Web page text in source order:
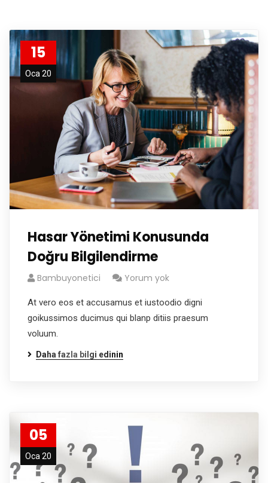
15
Oca 20
Hasar Yönetimi Konusunda
Doğru Bilgilendirme
Bambuyonetici Yorum yok
At vero eos et accusamus et iustoodio digni
goikussimos ducimus qui blanp ditiis praesum
voluum.
Daha fazla bilgi edinin
05
Oca 20